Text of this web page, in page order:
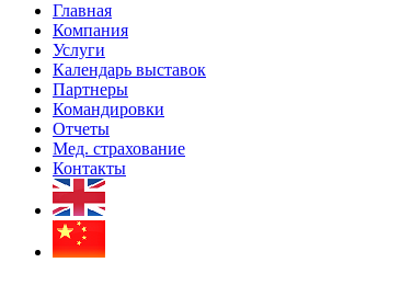
Главная
Компания
Услуги
Календарь выставок
Партнеры
Командировки
Отчеты
Мед. страхование
Контакты